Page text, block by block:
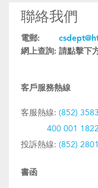
聯絡我們
電郵:
網上查詢: 請點擊下
客戶服務熱線
客服熱線: (852)
400 001 1822
投訴熱線: (852)
書函